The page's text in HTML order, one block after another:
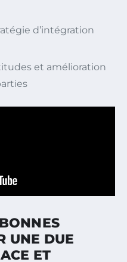
d’intégration
et amélioration
UNE DUE
ET